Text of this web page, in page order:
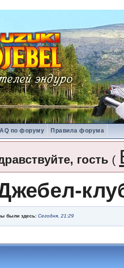
по форуму Правила форума
гость (
были здесь: Сегодня, 21:29